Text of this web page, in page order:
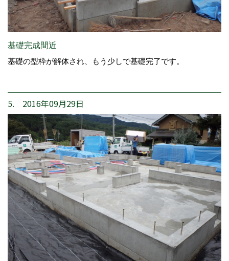
基礎完成間近
基礎の型枠が解体され、もう少しで基礎完了です。
5. 2016年09月29日